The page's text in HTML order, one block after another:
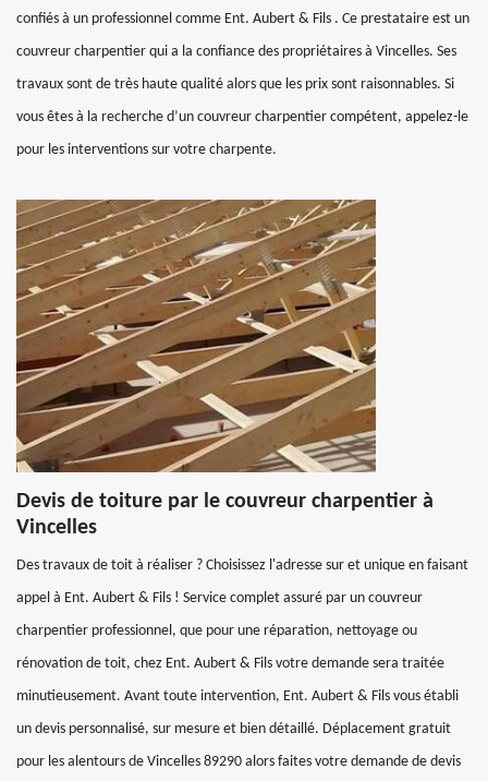
confiés à un professionnel comme Ent. Aubert & Fils . Ce prestataire est un
couvreur charpentier qui a la confiance des propriétaires à Vincelles. Ses
travaux sont de très haute qualité alors que les prix sont raisonnables. Si
vous êtes à la recherche d’un couvreur charpentier compétent, appelez-le
pour les interventions sur votre charpente.
Devis de toiture par le couvreur charpentier à
Vincelles
Des travaux de toit à réaliser ? Choisissez l'adresse sur et unique en faisant
appel à Ent. Aubert & Fils ! Service complet assuré par un couvreur
charpentier professionnel, que pour une réparation, nettoyage ou
rénovation de toit, chez Ent. Aubert & Fils votre demande sera traitée
minutieusement. Avant toute intervention, Ent. Aubert & Fils vous établi
un devis personnalisé, sur mesure et bien détaillé. Déplacement gratuit
pour les alentours de Vincelles 89290 alors faites votre demande de devis